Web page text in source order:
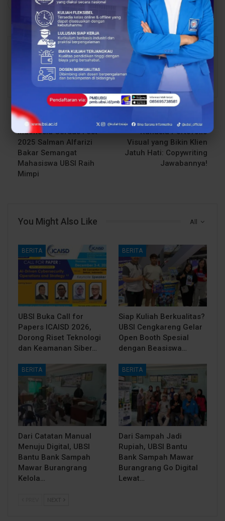
Share Facebook Twitter Google+
Abdul Latif 16143 Posts 1 Comments
PREV POST
Indonesia Cerdas Fest
2025 Salman Alfarizi
Bakar Semangat
Mahasiswa UBSI Raih
Mimpi
Rahasia Portofolio
Visual yang Bikin Klien
Jatuh Hati: Copywriting
Jawabannya!
All
You Might Also Like
BERITA
UBSI Buka Call for
Papers ICAISD 2026,
Dorong Riset Teknologi
dan Keamanan Siber…
BERITA
Siap Kuliah Berkualitas?
UBSI Cengkareng Gelar
Open Booth Spesial
dengan Beasiswa…
BERITA
Dari Catatan Manual
Menuju Digital, UBSI
Bantu Bank Sampah
Mawar Burangrang
Kelola…
BERITA
Dari Sampah Jadi
Rupiah, UBSI Bantu
Bank Sampah Mawar
Burangrang Go Digital
Lewat…
NEXT